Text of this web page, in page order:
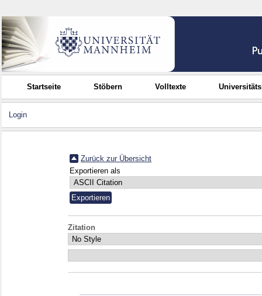
Startseite Stöbern Volltexte
Login
Zurück zur Übersicht
Exportieren als
Zitation